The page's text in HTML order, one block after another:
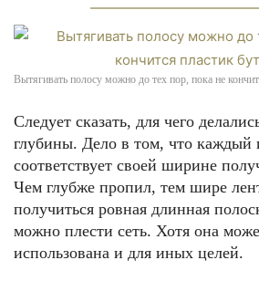
Вытягивать полосу можно до тех пор, пока не
Следует сказать, для чего
глубины. Дело в том, что каждый
соответствует своей ширине
Чем глубже пропил, тем шире
получиться ровная длинная
можно плести сеть. Хотя она
использована и для иных целей.